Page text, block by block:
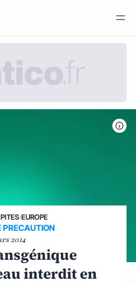
›EUROPE
PRECAUTION
2014
interdit en